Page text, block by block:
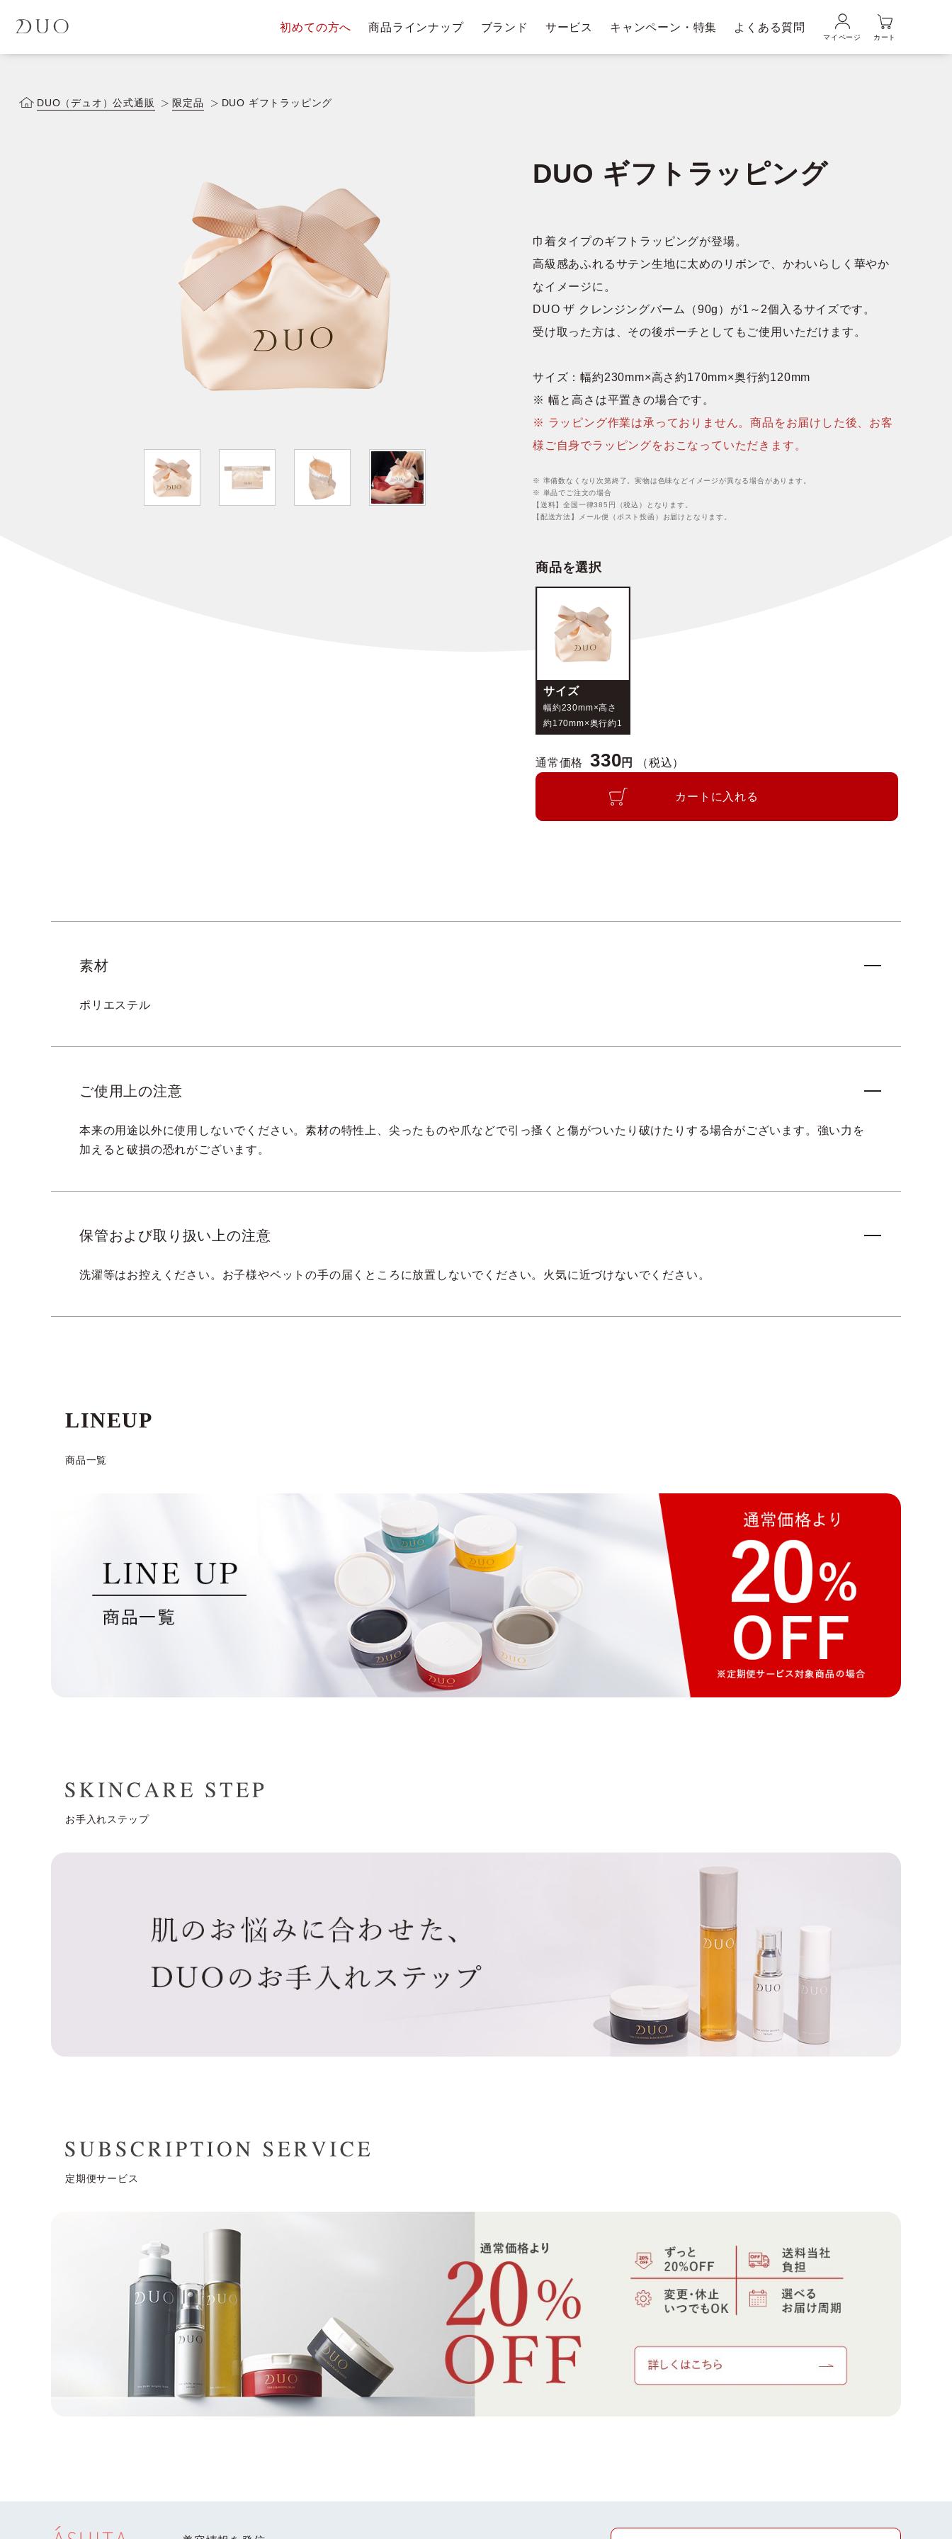
初めての方へ 商品ラインナップ
ングバー
ム
すべてのアイテム
ブランド
DUOについて DUOヒストリー
サービス キャンペーン・特集 よくある質問
マイページ カート
DUO（デュオ）公式通販 限定品 DUO ギフトラッピング
DUO ギフトラッピング
巾着タイプのギフトラッピングが登場。
高級感あふれるサテン生地に太めのリボンで、かわいらしく華やか
なイメージに。
DUO ザ クレンジングバーム（90g）が1～2個入るサイズです。
受け取った方は、その後ポーチとしてもご使用いただけます。
サイズ：幅約230mm×高さ約170mm×奥行約120mm
※ 幅と高さは平置きの場合です。
※ ラッピング作業は承っておりません。商品をお届けした後、お客
様ご自身でラッピングをおこなっていただきます。
※ 準備数なくなり次第終了。実物は色味などイメージが異なる場合があります。
※ 単品でご注文の場合
【送料】全国一律385円（税込）となります。
【配送方法】メール便（ポスト投函）お届けとなります。
商品を選択
サイズ
幅約230mm×高さ
約170mm×奥行約1
通常価格 330円 （税込）
カートに入れる
素材
ポリエステル
ご使用上の注意
本来の用途以外に使用しないでください。素材の特性上、尖ったものや爪などで引っ搔くと傷がついたり破けたりする場合がございます。強い力を
加えると破損の恐れがございます。
保管および取り扱い上の注意
洗濯等はお控えください。お子様やペットの手の届くところに放置しないでください。火気に近づけないでください。
LINEUP
商品⼀覧
お手入れステップ
定期便サービス